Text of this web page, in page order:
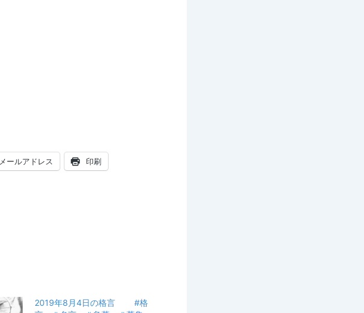
メールアドレス 印刷
2019年8月4日の格言 #格